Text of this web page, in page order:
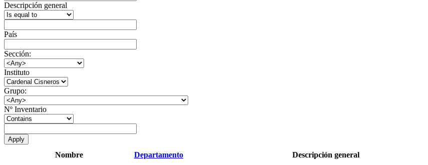
Descripción general
País
Sección:
Instituto
Grupo:
Nº Inventario
Nombre Departamento Descripción general